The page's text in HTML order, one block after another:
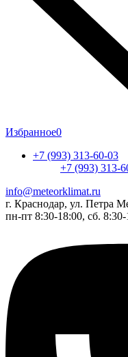
Избранное0
+7 (993) 313-60-03
+7 (993) 313-
info@meteorklimat.ru
г. Краснодар, ул. Петра
пн-пт 8:30-18:00, сб.